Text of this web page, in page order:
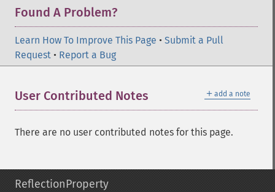
Found A Problem?
Learn How To Improve This Page • Submit a Pull
Request • Report a Bug
＋ add a note
User Contributed Notes
There are no user contributed notes for this page.
ReflectionProperty